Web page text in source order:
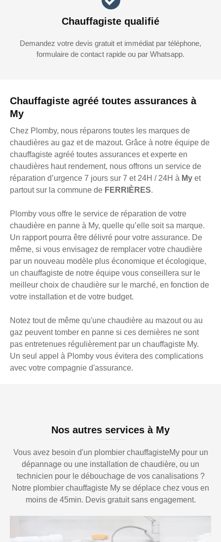
Chauffagiste agréé toutes assurances à
My
Chez Plomby, nous réparons toutes les marques de
chaudières au gaz et de mazout. Grâce à notre équipe de
chauffagiste agréé toutes assurances et experte en
chaudières haut rendement, nous offrons un service de
réparation d’urgence 7 jours sur 7 et 24H / 24H à My et
partout sur la commune de FERRIÈRES.
Plomby vous offre le service de réparation de votre
chaudière en panne à My, quelle qu’elle soit sa marque.
Un rapport pourra être délivré pour votre assurance. De
même, si vous envisagez de remplacer votre chaudière
par un nouveau modèle plus économique et écologique,
un chauffagiste de notre équipe vous conseillera sur le
meilleur choix de chaudière sur le marché, en fonction de
votre installation et de votre budget.
Notez tout de même qu'une chaudière au mazout ou au
gaz peuvent tomber en panne si ces dernières ne sont
pas entretenues régulièrement par un chauffagiste My.
Un seul appel à Plomby vous évitera des complications
avec votre compagnie d'assurance.
Chauffagiste qualifié
Demandez votre devis gratuit et immédiat par téléphone,
formulaire de contact rapide ou par Whatsapp.
Nos autres services à My
Vous avez besoin d'un plombier chauffagisteMy pour un
dépannage ou une installation de chaudière, ou un
technicien pour le débouchage de vos canalisations ?
Notre plombier chauffagiste My se déplace chez vous en
moins de 45min. Devis gratuit sans engagement.